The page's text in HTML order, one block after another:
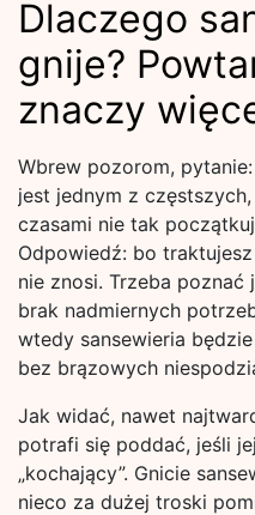
Dlaczego
gnije?
znaczy
Wbrew pozorom,
jest jednym z
czasami nie tak
Odpowiedź: bo
nie znosi. Trzeba poznać
brak nadmiernych
wtedy sansewieria
bez brązowych
Jak widać, nawet
potrafi się poddać, jeśli
„kochający”. Gnicie
nieco za dużej troski